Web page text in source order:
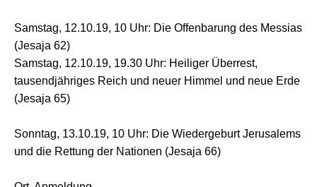
Samstag, 12.10.19, 10 Uhr: Die Offenbarung des Messias
(Jesaja 62)
Samstag, 12.10.19, 19.30 Uhr: Heiliger Überrest,
tausendjähriges Reich und neuer Himmel und neue Erde
(Jesaja 65)
Sonntag, 13.10.19, 10 Uhr: Die Wiedergeburt Jerusalems
und die Rettung der Nationen (Jesaja 66)